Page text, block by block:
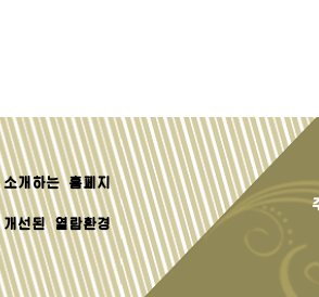
개하는 홈페지
선된 열람환경